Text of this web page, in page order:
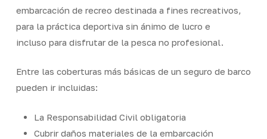
embarcación de recreo destinada a fines recreativos,
para la práctica deportiva sin ánimo de lucro e
incluso para disfrutar de la pesca no profesional.
Entre las coberturas más básicas de un seguro de barco
pueden ir incluidas:
La Responsabilidad Civil obligatoria
Cubrir daños materiales de la embarcación